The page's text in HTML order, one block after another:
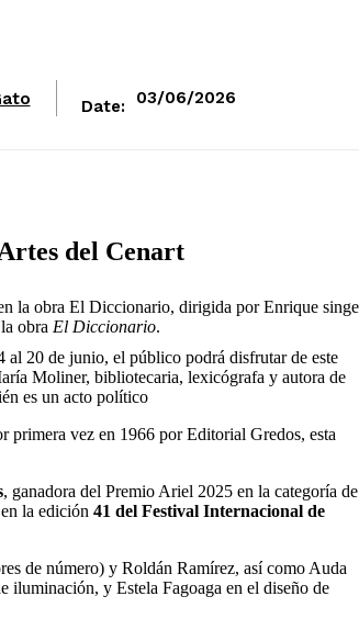
Date: 03/06/2026
del Cenart
obra El Diccionario.
al 20 de junio, el público podrá disfrutar de este
Moliner, bibliotecaria, lexicógrafa y autora de
es un acto político
primera vez en 1966 por Editorial Gredos, esta
, ganadora del Premio Ariel 2025 en la categoría de
la edición 41 del Festival Internacional de
de número) y Roldán Ramírez, así como Auda
iluminación, y Estela Fagoaga en el diseño de